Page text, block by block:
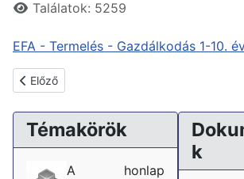
Találatok: 5259
EFA - Termelés - Gazdálkodás 1-10.
Előző cikk: EFA - Természetismeret 5-10.
Előző
Témakörök
A honlap
k